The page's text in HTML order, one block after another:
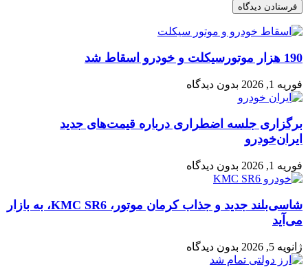
190 هزار موتورسیکلت و خودرو اسقاط شد
فوریه 1, 2026 بدون دیدگاه
برگزاری جلسه اضطراری درباره قیمت‌های جدید
ایران‌خودرو
فوریه 1, 2026 بدون دیدگاه
شاسی‌بلند جدید و جذاب کرمان موتور، KMC SR6، به بازار
می‌آید
ژانویه 5, 2026 بدون دیدگاه